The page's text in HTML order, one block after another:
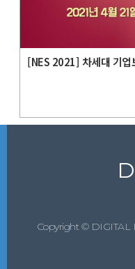
[NES 2021] 차세대 기업
Copyright © DIGITAL